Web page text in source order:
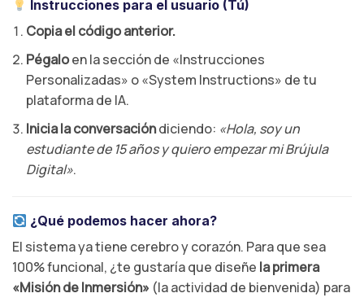
Instrucciones para el usuario (Tú)
Copia el código anterior.
Pégaloen la sección de «Instrucciones
Personalizadas» o «System Instructions» de tu
plataforma de IA.
Inicia la conversacióndiciendo: «Hola, soy un
estudiante de 15 años y quiero empezar mi Brújula
Digital».
¿Qué podemos hacer ahora?
El sistema ya tiene cerebro y corazón. Para que sea
100% funcional, ¿te gustaría que diseñe la primera
«Misión de Inmersión» (la actividad de bienvenida) para